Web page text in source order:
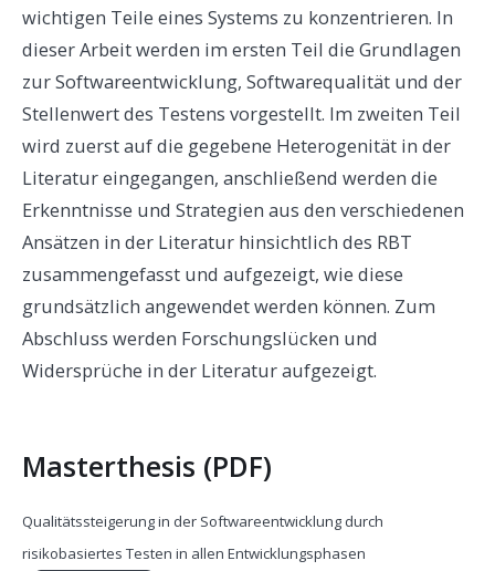
wichtigen Teile eines Systems zu konzentrieren. In
dieser Arbeit werden im ersten Teil die Grundlagen
zur Softwareentwicklung, Softwarequalität und der
Stellenwert des Testens vorgestellt. Im zweiten Teil
wird zuerst auf die gegebene Heterogenität in der
Literatur eingegangen, anschließend werden die
Erkenntnisse und Strategien aus den verschiedenen
Ansätzen in der Literatur hinsichtlich des RBT
zusammengefasst und aufgezeigt, wie diese
grundsätzlich angewendet werden können. Zum
Abschluss werden Forschungslücken und
Widersprüche in der Literatur aufgezeigt.
Masterthesis (PDF)
Qualitätssteigerung in der Softwareentwicklung durch
risikobasiertes Testen in allen Entwicklungsphasen